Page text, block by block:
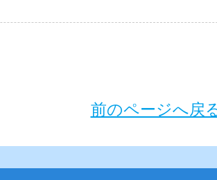
前のページへ戻